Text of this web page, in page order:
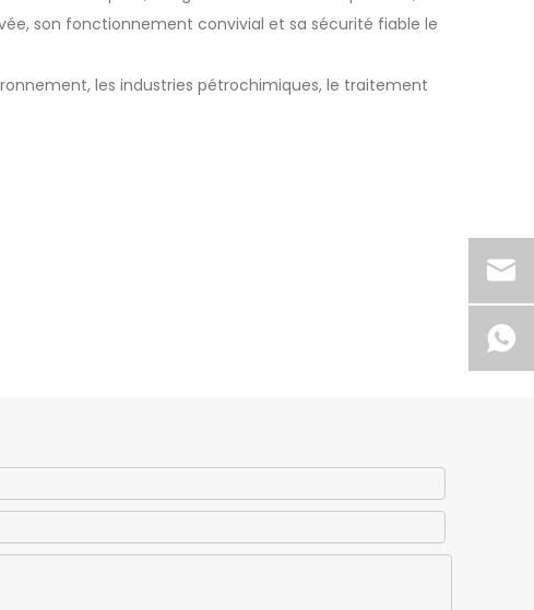
son fonctionnement convivial et sa sécurité fiable le
les industries pétrochimiques, le traitement